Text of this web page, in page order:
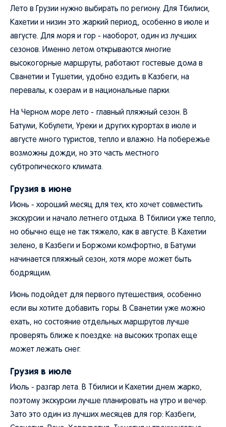
Лето в Грузии нужно выбирать по региону. Для Тбилиси,
Кахетии и низин это жаркий период, особенно в июле и
августе. Для моря и гор - наоборот, один из лучших
сезонов. Именно летом открываются многие
высокогорные маршруты, работают гостевые дома в
Сванетии и Тушетии, удобно ездить в Казбеги, на
перевалы, к озерам и в национальные парки.
На Черном море лето - главный пляжный сезон. В
Батуми, Кобулети, Уреки и других курортах в июле и
августе много туристов, тепло и влажно. На побережье
возможны дожди, но это часть местного
субтропического климата.
Грузия в июне
Июнь - хороший месяц для тех, кто хочет совместить
экскурсии и начало летнего отдыха. В Тбилиси уже тепло,
но обычно еще не так тяжело, как в августе. В Кахетии
зелено, в Казбеги и Боржоми комфортно, в Батуми
начинается пляжный сезон, хотя море может быть
бодрящим.
Июнь подойдет для первого путешествия, особенно
если вы хотите добавить горы. В Сванетии уже можно
ехать, но состояние отдельных маршрутов лучше
проверять ближе к поездке: на высоких тропах еще
может лежать снег.
Грузия в июле
Июль - разгар лета. В Тбилиси и Кахетии днем жарко,
поэтому экскурсии лучше планировать на утро и вечер.
Зато это один из лучших месяцев для гор: Казбеги,